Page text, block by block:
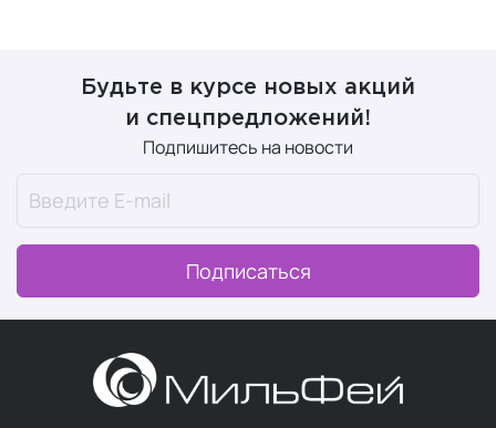
предлагая продукцию для людей, стремящихся
подчеркнуть свою красоту, хорошее самочувствие и
итальянский стиль в его наивысшем проявлении.
Будьте в курсе новых акций
и спецпредложений!
Подпишитесь на новости
Подписаться